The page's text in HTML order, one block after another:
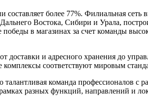
более 77%. Филиальная
Востока, Сибири и Урала,
в магазинах за счет команды
и адресного хранения до
соответствуют мировым
талантливая команда
разных функций, направлений и